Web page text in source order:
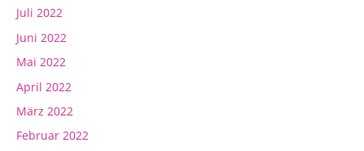
Juli 2022
Juni 2022
Mai 2022
April 2022
März 2022
Februar 2022